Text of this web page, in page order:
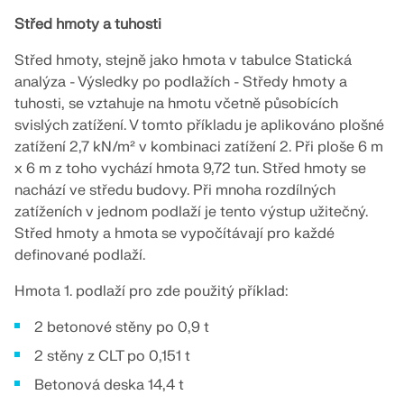
RWIND 3
CFD software pro digitální větrné tunely
Více informací
Dlubal API
Vaše brána do parametrického modelování a
automatizace
Objevte API
SPOJTE SE S PODPOROU
novou úroveň.
PROHLÉDNĚTE SI AKTUÁLNÍ NABÍDKY PRÁCE
Střed hmoty a tuhosti
Střed hmoty, stejně jako hmota v tabulce Statická
analýza - Výsledky po podlažích - Středy hmoty a
tuhosti, se vztahuje na hmotu včetně působících
svislých zatížení. V tomto příkladu je aplikováno plošné
zatížení 2,7 kN/m² v kombinaci zatížení 2. Při ploše 6 m
x 6 m z toho vychází hmota 9,72 tun. Střed hmoty se
nachází ve středu budovy. Při mnoha rozdílných
zatíženích v jednom podlaží je tento výstup užitečný.
Střed hmoty a hmota se vypočítávají pro každé
definované podlaží.
Hmota 1. podlaží pro zde použitý příklad:
2 betonové stěny po 0,9 t
2 stěny z CLT po 0,151 t
Betonová deska 14,4 t